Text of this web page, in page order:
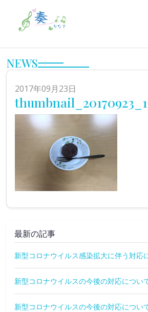
NEWS
2017年09月23日
最新の記事
新型コロナウイルス感染拡大に伴う対応
新型コロナウイルスの今後の対応につい
新型コロナウイルスの今後の対応につい